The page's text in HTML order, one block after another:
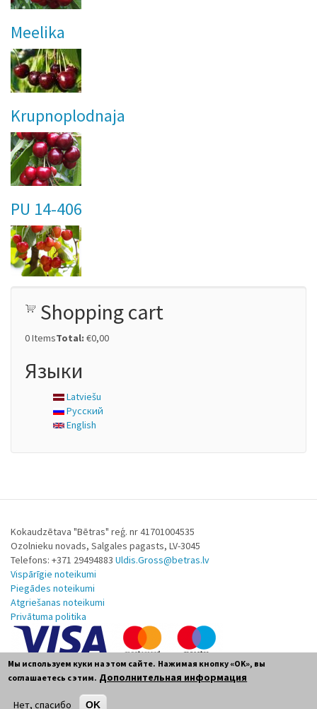
Meelika
Krupnoplodnaja
PU 14-406
Shopping cart
0ItemsTotal: €0,00
Языки
Latviešu
Русский
English
Kokaudzētava "Bētras" reģ. nr 41701004535
Ozolnieku novads, Salgales pagasts, LV-3045
Telefons: +371 29494883 Uldis.Gross@betras.lv
Vispārīgie noteikumi
Piegādes noteikumi
Atgriešanas noteikumi
Privātuma politika
Мы используем куки на этом сайте. Нажимая кнопку «OK», вы
соглашаетесь с этим. Дополнительная информация
Нет, спасибо OK